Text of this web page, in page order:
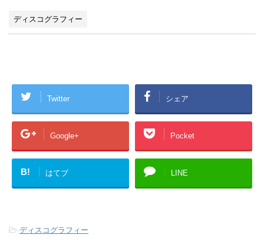
ディスコグラフィー
Twitter シェア
Google+ Pocket
B! はてブ LINE
-ディスコグラフィー